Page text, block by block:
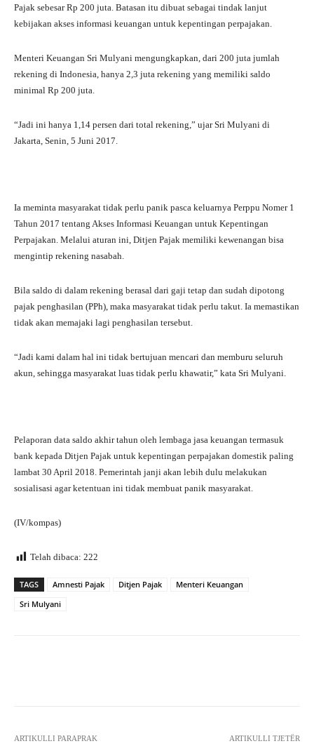
Pajak sebesar Rp 200 juta. Batasan itu dibuat sebagai tindak lanjut
kebijakan akses informasi keuangan untuk kepentingan perpajakan.
Menteri Keuangan Sri Mulyani mengungkapkan, dari 200 juta jumlah
rekening di Indonesia, hanya 2,3 juta rekening yang memiliki saldo
minimal Rp 200 juta.
“Jadi ini hanya 1,14 persen dari total rekening,” ujar Sri Mulyani di
Jakarta, Senin, 5 Juni 2017.
Ia meminta masyarakat tidak perlu panik pasca keluarnya Perppu Nomer 1
Tahun 2017 tentang Akses Informasi Keuangan untuk Kepentingan
Perpajakan. Melalui aturan ini, Ditjen Pajak memiliki kewenangan bisa
mengintip rekening nasabah.
Bila saldo di dalam rekening berasal dari gaji tetap dan sudah dipotong
pajak penghasilan (PPh), maka masyarakat tidak perlu takut. Ia memastikan
tidak akan memajaki lagi penghasilan tersebut.
“Jadi kami dalam hal ini tidak bertujuan mencari dan memburu seluruh
akun, sehingga masyarakat luas tidak perlu khawatir,” kata Sri Mulyani.
Pelaporan data saldo akhir tahun oleh lembaga jasa keuangan termasuk
bank kepada Ditjen Pajak untuk kepentingan perpajakan domestik paling
lambat 30 April 2018. Pemerintah janji akan lebih dulu melakukan
sosialisasi agar ketentuan ini tidak membuat panik masyarakat.
(IV/kompas)
Telah dibaca: 222
TAGS Amnesti Pajak Ditjen Pajak
Menteri Keuangan
Sri Mulyani
ARTIKULLI PARAPRAK ARTIKULLI TJETËR